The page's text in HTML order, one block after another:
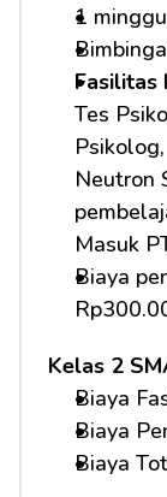
1
Fasilitas
Tes
Neutron
Masuk
Biaya
Kelas 2
Biaya
Biaya
Biaya